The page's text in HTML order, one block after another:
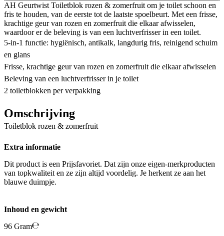
AH Geurtwist Toiletblok rozen & zomerfruit om je toilet schoon en
fris te houden, van de eerste tot de laatste spoelbeurt. Met een frisse,
krachtige geur van rozen en zomerfruit die elkaar afwisselen,
waardoor er de beleving is van een luchtverfrisser in een toilet.
5-in-1 functie: hygiënisch, antikalk, langdurig fris, reinigend schuim
en glans
Frisse, krachtige geur van rozen en zomerfruit die elkaar afwisselen
Beleving van een luchtverfrisser in je toilet
2 toiletblokken per verpakking
Omschrijving
Toiletblok rozen & zomerfruit
Extra informatie
Dit product is een Prijsfavoriet. Dat zijn onze eigen-merkproducten
van topkwaliteit en ze zijn altijd voordelig. Je herkent ze aan het
blauwe duimpje.
Inhoud en gewicht
96 Gram